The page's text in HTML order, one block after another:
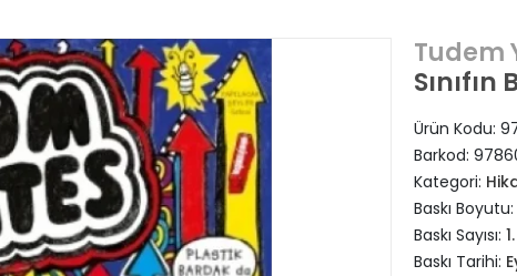
Tudem
Ürün Kodu:
Barkod:
Kategori:
Baskı Boyutu:
Baskı Sayısı:
Baskı Tarihi: